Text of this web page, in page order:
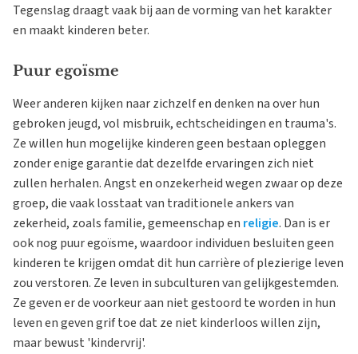
Tegenslag draagt vaak bij aan de vorming van het karakter
en maakt kinderen beter.
Puur egoïsme
Weer anderen kijken naar zichzelf en denken na over hun
gebroken jeugd, vol misbruik, echtscheidingen en trauma's.
Ze willen hun mogelijke kinderen geen bestaan opleggen
zonder enige garantie dat dezelfde ervaringen zich niet
zullen herhalen. Angst en onzekerheid wegen zwaar op deze
groep, die vaak losstaat van traditionele ankers van
zekerheid, zoals familie, gemeenschap en religie. Dan is er
ook nog puur egoïsme, waardoor individuen besluiten geen
kinderen te krijgen omdat dit hun carrière of plezierige leven
zou verstoren. Ze leven in subculturen van gelijkgestemden.
Ze geven er de voorkeur aan niet gestoord te worden in hun
leven en geven grif toe dat ze niet kinderloos willen zijn,
maar bewust 'kindervrij'.